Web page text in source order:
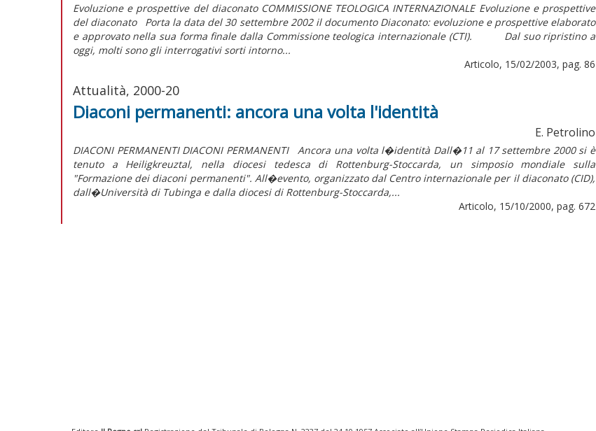
Evoluzione e prospettive del diaconato COMMISSIONE TEOLOGICA INTERNAZIONALE Evoluzione e prospettive
del diaconato Porta la data del 30 settembre 2002 il documento Diaconato: evoluzione e prospettive elaborato
e approvato nella sua forma finale dalla Commissione teologica internazionale (CTI). Dal suo ripristino a
oggi, molti sono gli interrogativi sorti intorno...
Articolo, 15/02/2003, pag. 86
Attualità, 2000-20
Diaconi permanenti: ancora una volta l'identità
E. Petrolino
DIACONI PERMANENTI DIACONI PERMANENTI Ancora una volta l�identità Dall�11 al 17 settembre 2000 si è
tenuto a Heiligkreuztal, nella diocesi tedesca di Rottenburg-Stoccarda, un simposio mondiale sulla
"Formazione dei diaconi permanenti". All�evento, organizzato dal Centro internazionale per il diaconato (CID),
dall�Università di Tubinga e dalla diocesi di Rottenburg-Stoccarda,...
Articolo, 15/10/2000, pag. 672